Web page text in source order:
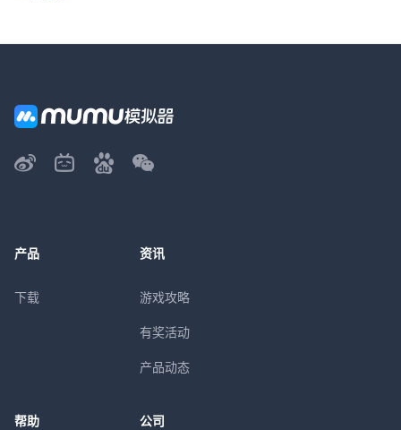
产品
下载
资讯
游戏攻略
有奖活动
产品动态
帮助 公司